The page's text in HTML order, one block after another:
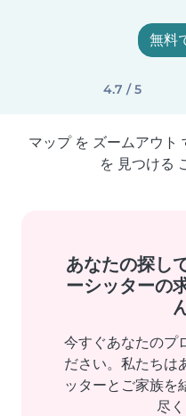
無料
4.7 / 5
マップ を ズームアウト
を 見つける
あなたの探し
ーシッターの
今すぐあなたのプ
ださい。私たちは
ッターとご家族を
尽く